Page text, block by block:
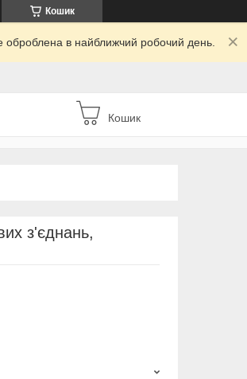
Кошик
оброблена в найближчий робочий день.
Кошик
з'єднань,